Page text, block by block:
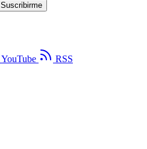
Suscribirme
YouTube RSS